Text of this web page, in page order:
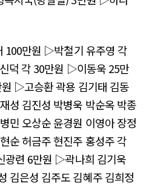
만원 ▷박철기 유주영 각
덕 각 30만원 ▷이동욱 25만
▷고승환 곽용 김기태 김동
성 김진성 박병욱 박순옥 박종
민 오상순 윤경원 이영아 장정
순 허금주 현진주 홍성주 각
련 6만원 ▷곽나희 김기욱
김은성 김주도 김혜주 김희정